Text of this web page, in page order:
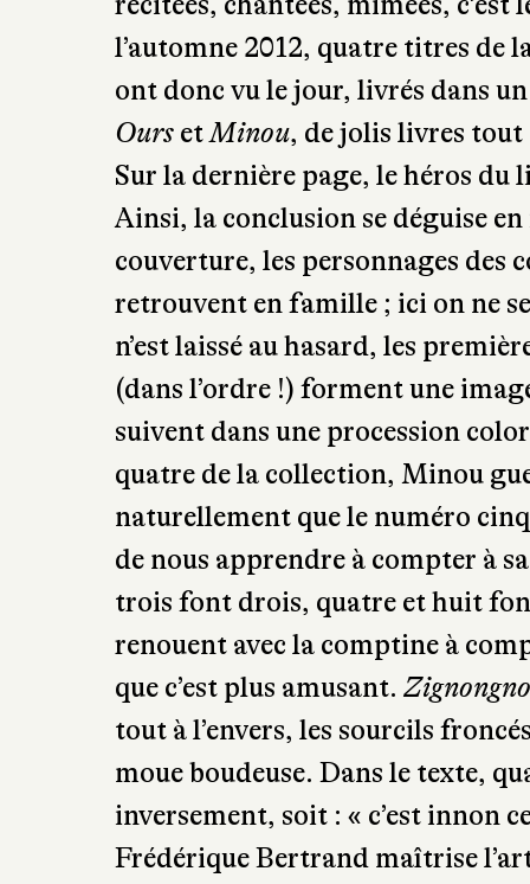
l’automne 2012, quatre titres de
ont donc vu le jour, livrés dans
OursetMinou, de jolis livres tout
Sur la dernière page, le héros
Ainsi, la conclusion se déguise
couverture, les personnages des
retrouvent en famille ; ici on ne
n’est laissé au hasard, les
(dans l’ordre !) forment une
suivent dans une procession
quatre de la collection, Minou
naturellement que le numéro
de nous apprendre à compter à
trois font drois, quatre et huit
renouent avec la comptine à
que c’est plus amusant.
tout à l’envers, les sourcils
moue boudeuse. Dans le texte,
inversement, soit : « c’est innon
Frédérique Bertrand maîtrise